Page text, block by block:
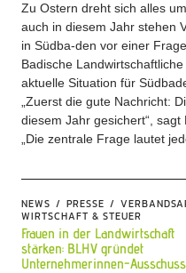
Zu Ostern dreht sich alles
auch in diesem Jahr stehen
in Südba-den vor einer
Badische
aktuelle Situation für
„Zuerst die gute Nachricht:
diesem Jahr gesichert“, sagt
„Die zentrale Frage lautet
NEWS PRESSE
WIRTSCHAFT & STEUER
Frauen in der Landwirtschaft
stärken: BLHV gründet
Unternehmerinnen-Ausschuss